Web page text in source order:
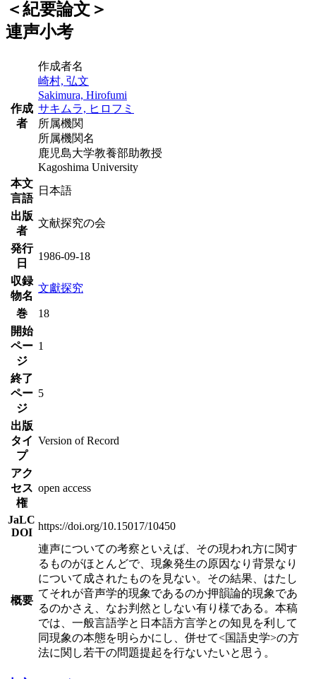
＜紀要論文＞
連声小考
作成
者
作成者名
崎村, 弘文
Sakimura, Hirofumi
サキムラ, ヒロフミ
所属機関
所属機関名
鹿児島大学教養部助教授
Kagoshima University
本文
言語
日本語
出版
者
文献探究の会
発行
日
1986-09-18
収録
物名
文獻探究
巻
18
開始
ペー
ジ
1
終了
ペー
ジ
5
出版
タイ
プ
Version of Record
アク
セス
権
open access
JaLC
DOI
https://doi.org/10.15017/10450
概要
連声についての考察といえば、その現われ方に関す
るものがほとんどで、現象発生の原因なり背景なり
について成されたものを見ない。その結果、はたし
てそれが音声学的現象であるのか押韻論的現象であ
るのかさえ、なお判然としない有り様である。本稿
では、一般言語学と日本語方言学との知見を利して
同現象の本態を明らかにし、併せて<国語史学>の方
法に関し若干の問題提起を行ないたいと思う。